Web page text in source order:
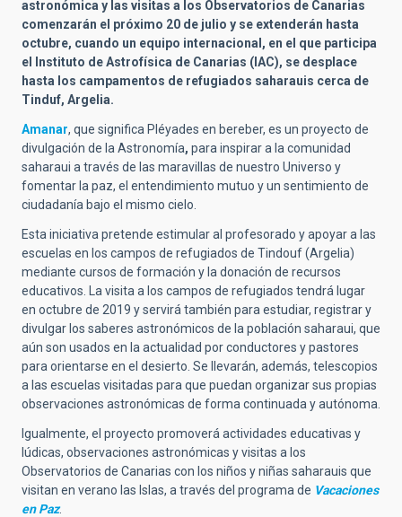
astronómica y las visitas a los Observatorios de Canarias
comenzarán el próximo 20 de julio y se extenderán hasta
octubre, cuando un equipo internacional, en el que participa
el Instituto de Astrofísica de Canarias (IAC), se desplace
hasta los campamentos de refugiados saharauis cerca de
Tinduf, Argelia.
Amanar, que significa Pléyades en bereber, es un proyecto de
divulgación de la Astronomía, para inspirar a la comunidad
saharaui a través de las maravillas de nuestro Universo y
fomentar la paz, el entendimiento mutuo y un sentimiento de
ciudadanía bajo el mismo cielo.
Esta iniciativa pretende estimular al profesorado y apoyar a las
escuelas en los campos de refugiados de Tindouf (Argelia)
mediante cursos de formación y la donación de recursos
educativos. La visita a los campos de refugiados tendrá lugar
en octubre de 2019 y servirá también para estudiar, registrar y
divulgar los saberes astronómicos de la población saharaui, que
aún son usados en la actualidad por conductores y pastores
para orientarse en el desierto. Se llevarán, además, telescopios
a las escuelas visitadas para que puedan organizar sus propias
observaciones astronómicas de forma continuada y autónoma.
Igualmente, el proyecto promoverá actividades educativas y
lúdicas, observaciones astronómicas y visitas a los
Observatorios de Canarias con los niños y niñas saharauis que
visitan en verano las Islas, a través del programa de Vacaciones
en Paz.